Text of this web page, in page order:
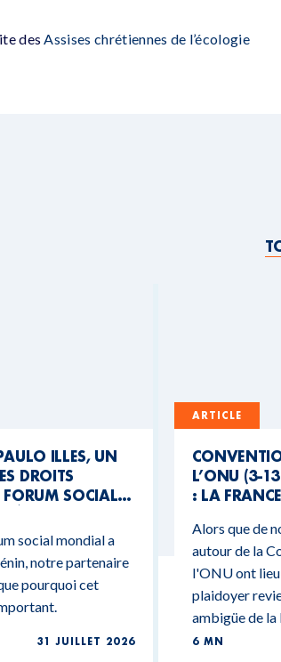
desAssises chrétiennes de l’écologie
ILLES, UN
DROITS
FORUM SOCIAL
social mondial a
notre partenaire
pourquoi cet
31 JUILLET 2026
ARTICLE
L’ONU (3-
: LA
Alors que de
autour de la
l'ONU ont
plaidoyer
ambigüe de la
6 MN